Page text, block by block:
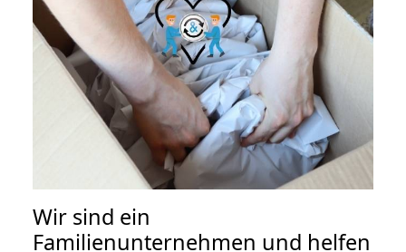
Wir sind ein
Familienunternehmen und helfen